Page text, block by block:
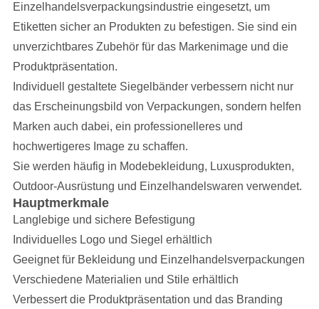
Einzelhandelsverpackungsindustrie eingesetzt, um
Etiketten sicher an Produkten zu befestigen. Sie sind ein
unverzichtbares Zubehör für das Markenimage und die
Produktpräsentation.
Individuell gestaltete Siegelbänder verbessern nicht nur
das Erscheinungsbild von Verpackungen, sondern helfen
Marken auch dabei, ein professionelleres und
hochwertigeres Image zu schaffen.
Sie werden häufig in Modebekleidung, Luxusprodukten,
Outdoor-Ausrüstung und Einzelhandelswaren verwendet.
Hauptmerkmale
Langlebige und sichere Befestigung
Individuelles Logo und Siegel erhältlich
Geeignet für Bekleidung und Einzelhandelsverpackungen
Verschiedene Materialien und Stile erhältlich
Verbessert die Produktpräsentation und das Branding